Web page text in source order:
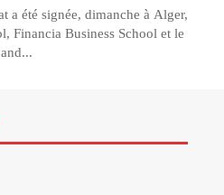
a été signée, dimanche à Alger,
Financia Business School et le